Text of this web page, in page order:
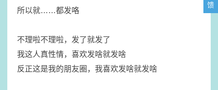
​所以就……都发咯
​不理啦不理啦，发了就发了
​我这人真性情，喜欢发啥就发啥
​反正这是我的朋友圈，我喜欢发啥就发啥
馈